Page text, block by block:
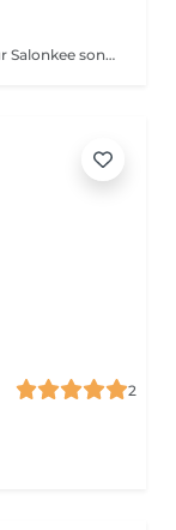
Veuillez prendre note que les prix indiqués sur Salonkee sont communiqués à titre informatif et s'entendent de base. Ces derniers sont susceptibles de varier selon le diagnostic réalisé à votre arrivée au salon et l'expertise du professionnel à qui vous confiez votre beauté. Dans tous les cas, un devis précis vous sera proposé et toutes réalisations de prestations seront effectuées avec votre accord. Un grand merci d'avance pour votre compréhension. Au plaisir de vous recevoir très vite.
2